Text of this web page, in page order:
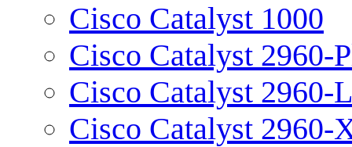
Cisco Catalyst 1000
Cisco Catalyst 2960-
Cisco Catalyst 2960-L
Cisco Catalyst 2960-